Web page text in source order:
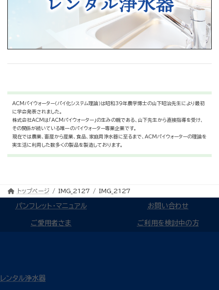
ACMパイウォーター（パイ化システム理論）は昭和39年農学博士の山下昭治先生により最初
に学会発表されました。
株式会社ACMは「ACMパイウォーター」の生みの親である、山下先生から直接指導を受け、
その関係が続いている唯一のパイウォーター専業企業です。
現在では農業、畜産から産業、食品、家庭用浄水器に至るまで、ACMパイウォーターの理論を
実生活に利用した数多くの製品を製造しております。
トップページ IMG_2127 IMG_2127
パンフレット・マニュアル お問い合わせ
ご愛用者さま ご利用を検討中の方
レンタル浄水器